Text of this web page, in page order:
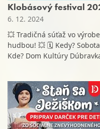
Klobásový festival
6. 12. 2024
💥 Tradičná súťaž vo
hudbou! 💥 🗓️ Kedy?
Kde? Dom Kultúry